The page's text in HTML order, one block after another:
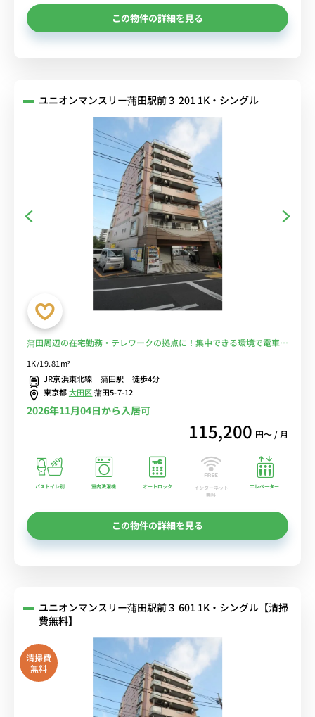
この物件の詳細を見る
ユニオンマンスリー蒲田駅前３ 201 1K・シングル
蒲田周辺の在宅勤務・テレワークの拠点に！集中できる環境で電車通
1K/19.81m²
JR京浜東北線 蒲田駅 徒歩4分
東京都大田区蒲田5-7-12
2026年11月04日から入居可
115,200 円〜 / 月
バストイレ別 室内洗濯機 オートロック
インターネット
無料
エレベーター
この物件の詳細を見る
ユニオンマンスリー蒲田駅前３ 601 1K・シングル【清掃
費無料】
清掃費
無料